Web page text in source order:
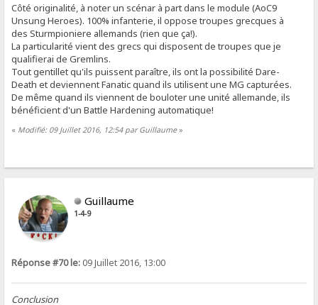
Côté originalité, à noter un scénar à part dans le module (AoC9
Unsung Heroes). 100% infanterie, il oppose troupes grecques à
des Sturmpioniere allemands (rien que ça!).
La particularité vient des grecs qui disposent de troupes que je
qualifierai de Gremlins.
Tout gentillet qu'ils puissent paraître, ils ont la possibilité Dare-
Death et deviennent Fanatic quand ils utilisent une MG capturées.
De même quand ils viennent de bouloter une unité allemande, ils
bénéficient d'un Battle Hardening automatique!
« Modifié: 09 Juillet 2016, 12:54 par Guillaume»
Guillaume
1-4-9
Réponse #70 le: 09 Juillet 2016, 13:00
Conclusion